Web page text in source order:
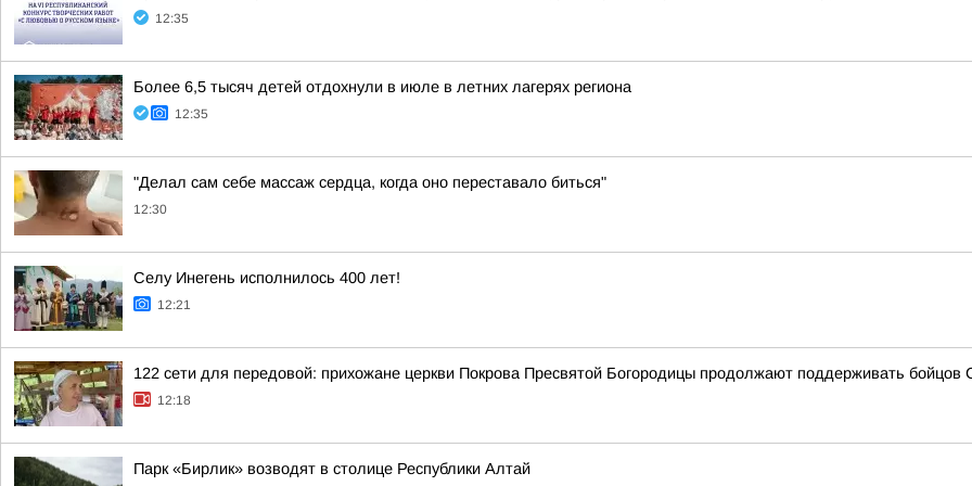
12:35
Более 6,5 тысяч детей отдохнули в июле в летних лагерях региона
12:35
"Делал сам себе массаж сердца, когда оно переставало биться"
12:30
Селу Инегень исполнилось 400 лет!
12:21
122 сети для передовой: прихожане церкви Покрова Пресвятой Богородицы продолжают поддерживать
12:18
Парк «Бирлик» возводят в столице Республики Алтай